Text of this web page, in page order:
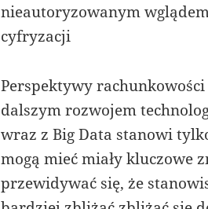
nieautoryzowanym
cyfryzacji
Perspektywy
dalszym rozwojem
wraz z Big Data stanowi
mogą mieć miały kluczowe
przewidywać się, że